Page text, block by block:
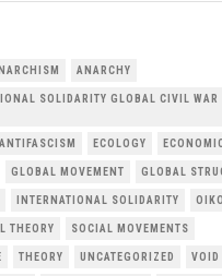
ANARCHY
SOLIDARITY GLOBAL CIVIL WAR
ANTIFASCISM ECOLOGY
GLOBAL MOVEMENT GLOBAL
INTERNATIONAL SOLIDARITY
THEORY SOCIAL MOVEMENTS
THEORY UNCATEGORIZED VOID